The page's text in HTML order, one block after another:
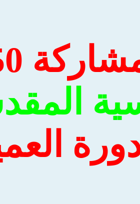
150 طالباً العتبة